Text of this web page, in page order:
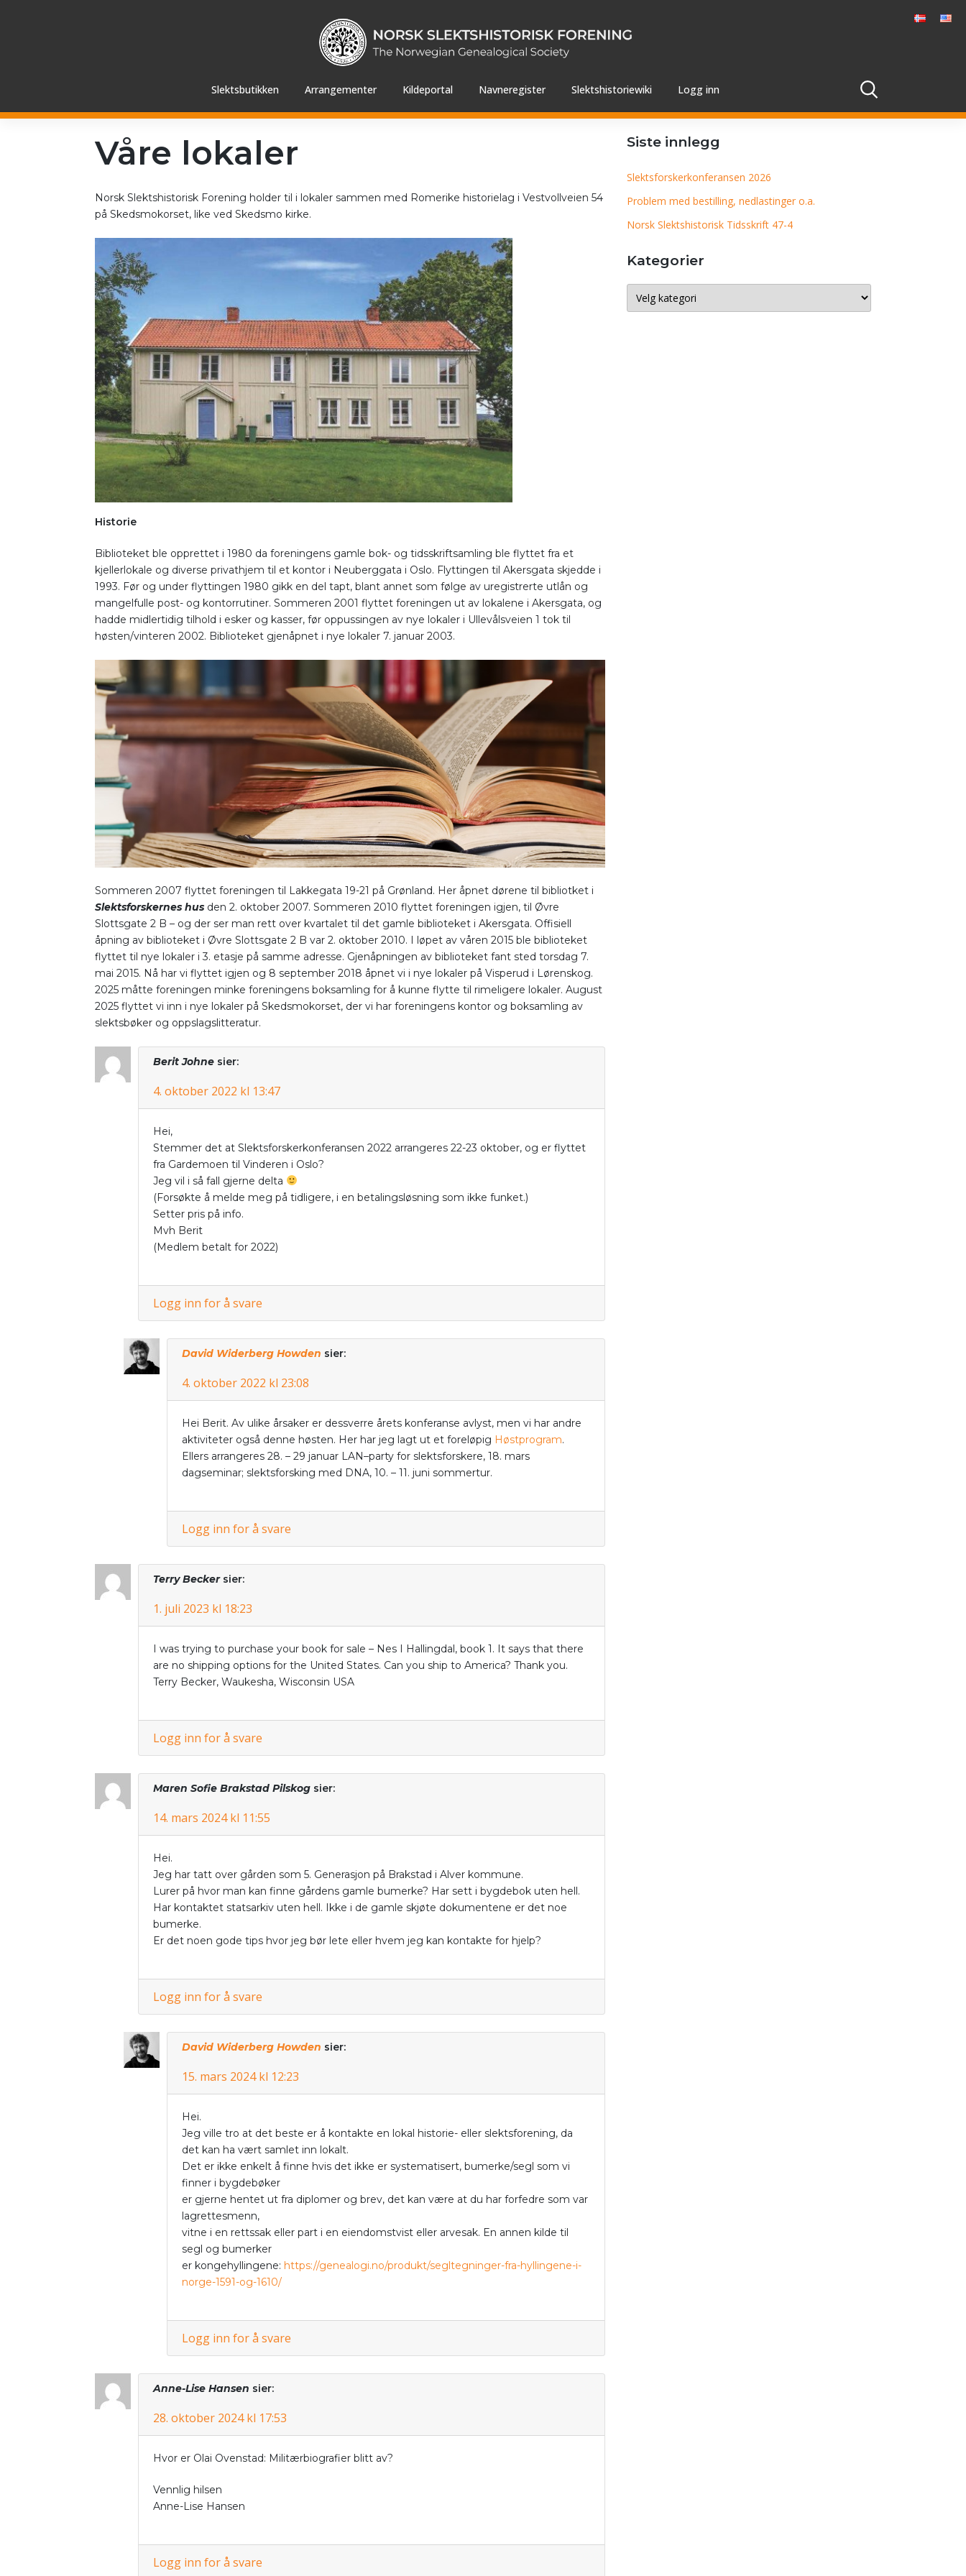
Slektsbutikken Arrangementer Kildeportal Navneregister Slektshistoriewiki Logg inn
Våre lokaler
Norsk Slektshistorisk Forening holder til i lokaler sammen med Romerike historielag i Vestvollveien 54
på Skedsmokorset, like ved Skedsmo kirke.
Historie
Biblioteket ble opprettet i 1980 da foreningens gamle bok- og tidsskriftsamling ble flyttet fra et
kjellerlokale og diverse privathjem til et kontor i Neuberggata i Oslo. Flyttingen til Akersgata skjedde i
1993. Før og under flyttingen 1980 gikk en del tapt, blant annet som følge av uregistrerte utlån og
mangelfulle post- og kontorrutiner. Sommeren 2001 flyttet foreningen ut av lokalene i Akersgata, og
hadde midlertidig tilhold i esker og kasser, før oppussingen av nye lokaler i Ullevålsveien 1 tok til
høsten/vinteren 2002. Biblioteket gjenåpnet i nye lokaler 7. januar 2003.
Sommeren 2007 flyttet foreningen til Lakkegata 19-21 på Grønland. Her åpnet dørene til bibliotket i
Slektsforskernes hus den 2. oktober 2007. Sommeren 2010 flyttet foreningen igjen, til Øvre
Slottsgate 2 B – og der ser man rett over kvartalet til det gamle biblioteket i Akersgata. Offisiell
åpning av biblioteket i Øvre Slottsgate 2 B var 2. oktober 2010. I løpet av våren 2015 ble biblioteket
flyttet til nye lokaler i 3. etasje på samme adresse. Gjenåpningen av biblioteket fant sted torsdag 7.
mai 2015. Nå har vi flyttet igjen og 8 september 2018 åpnet vi i nye lokaler på Visperud i Lørenskog.
2025 måtte foreningen minke foreningens boksamling for å kunne flytte til rimeligere lokaler. August
2025 flyttet vi inn i nye lokaler på Skedsmokorset, der vi har foreningens kontor og boksamling av
slektsbøker og oppslagslitteratur.
Berit Johne sier:
4. oktober 2022 kl 13:47
Hei,
Stemmer det at Slektsforskerkonferansen 2022 arrangeres 22-23 oktober, og er flyttet
fra Gardemoen til Vinderen i Oslo?
Jeg vil i så fall gjerne delta
(Forsøkte å melde meg på tidligere, i en betalingsløsning som ikke funket.)
Setter pris på info.
Mvh Berit
(Medlem betalt for 2022)
Logg inn for å svare
David Widerberg Howden sier:
4. oktober 2022 kl 23:08
Hei Berit. Av ulike årsaker er dessverre årets konferanse avlyst, men vi har andre
aktiviteter også denne høsten. Her har jeg lagt ut et foreløpig Høstprogram.
Ellers arrangeres 28. – 29 januar LAN–party for slektsforskere, 18. mars
dagseminar; slektsforsking med DNA, 10. – 11. juni sommertur.
Logg inn for å svare
Terry Becker sier:
1. juli 2023 kl 18:23
I was trying to purchase your book for sale – Nes I Hallingdal, book 1. It says that there
are no shipping options for the United States. Can you ship to America? Thank you.
Terry Becker, Waukesha, Wisconsin USA
Logg inn for å svare
Maren Sofie Brakstad Pilskog sier:
14. mars 2024 kl 11:55
Hei.
Jeg har tatt over gården som 5. Generasjon på Brakstad i Alver kommune.
Lurer på hvor man kan finne gårdens gamle bumerke? Har sett i bygdebok uten hell.
Har kontaktet statsarkiv uten hell. Ikke i de gamle skjøte dokumentene er det noe
bumerke.
Er det noen gode tips hvor jeg bør lete eller hvem jeg kan kontakte for hjelp?
Logg inn for å svare
David Widerberg Howden sier:
15. mars 2024 kl 12:23
Hei.
Jeg ville tro at det beste er å kontakte en lokal historie- eller slektsforening, da
det kan ha vært samlet inn lokalt.
Det er ikke enkelt å finne hvis det ikke er systematisert, bumerke/segl som vi
finner i bygdebøker
er gjerne hentet ut fra diplomer og brev, det kan være at du har forfedre som var
lagrettesmenn,
vitne i en rettssak eller part i en eiendomstvist eller arvesak. En annen kilde til
segl og bumerker
er kongehyllingene: https://genealogi.no/produkt/segltegninger-fra-hyllingene-i-
norge-1591-og-1610/
Logg inn for å svare
Anne-Lise Hansen sier:
28. oktober 2024 kl 17:53
Hvor er Olai Ovenstad: Militærbiografier blitt av?
Vennlig hilsen
Anne-Lise Hansen
Logg inn for å svare
Siste innlegg
Slektsforskerkonferansen 2026
Problem med bestilling, nedlastinger o.a.
Norsk Slektshistorisk Tidsskrift 47-4
Kategorier